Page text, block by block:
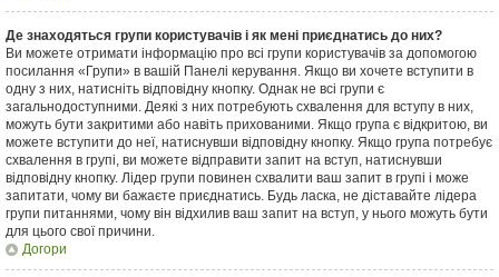
Де знаходяться групи користувачів і як мені приєднатись до них?
Ви можете отримати інформацію про всі групи користувачів за допомогою
посилання «Групи» в вашій Панелі керування. Якщо ви хочете вступити в
одну з них, натисніть відповідну кнопку. Однак не всі групи є
загальнодоступними. Деякі з них потребують схвалення для вступу в них,
можуть бути закритими або навіть прихованими. Якщо група є відкритою, ви
можете вступити до неї, натиснувши відповідну кнопку. Якщо група потребує
схвалення в групі, ви можете відправити запит на вступ, натиснувши
відповідну кнопку. Лідер групи повинен схвалити ваш запит в групі і може
запитати, чому ви бажаєте приєднатись. Будь ласка, не діставайте лідера
групи питаннями, чому він відхилив ваш запит на вступ, у нього можуть бути
для цього свої причини.
Догори